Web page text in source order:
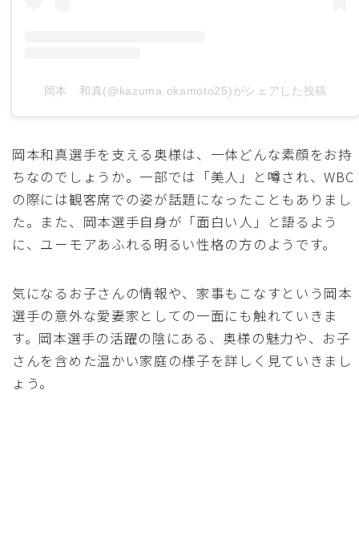
岡本 和真(@kazuma.okamoto25)がシェアした投稿
岡本和真選手を支える奥様は、一体どんな素顔をお持
ちなのでしょうか。一部では「美人」と噂され、WBC
の際には観客席での姿が話題になったこともありまし
た。また、岡本選手自身が「面白い人」と語るよう
に、ユーモアあふれる明るい性格の方のようです。
気になるお子さんの情報や、家事もこなすという岡本
選手の意外な愛妻家としての一面にも触れていきま
す。岡本選手の活躍の陰にある、奥様の魅力や、お子
さんを含めた温かい家庭の様子を詳しく見ていきまし
ょう。